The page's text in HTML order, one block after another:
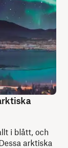
i blått, och
arktiska